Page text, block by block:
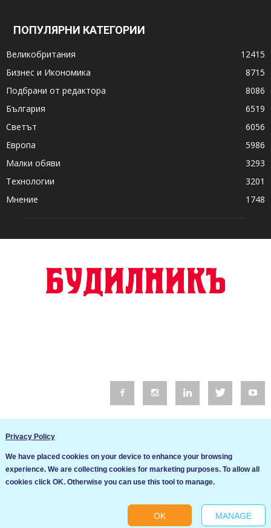
ПОПУЛЯРНИ КАТЕГОРИИ
Великобритания
12415
Бизнес и Икономика
8715
Подбрани от редактора
8086
България
6519
Светът
6056
Европа
5986
Малки обяви
3293
Технологии
3201
Мнение
1748
Общи условия
Cookie settings
Privacy Policy
We have placed cookies on your device to enhance your browsing
experience. We are collecting cookies for marketing purposes. To allow all
cookies click OK. Otherwise you can use this tool to manage.
OK MANAGE
Ние използваме бисквитки за да подобрим услугите си. Ако
продължите да посещавате този сайт, ние приемаме, че се